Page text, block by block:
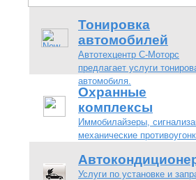
Тонировка
автомобилей
Автотехцентр С-Моторс
предлагает услуги
автомобиля.
Охранные
комплексы
Иммобилайзеры,
механические
Услуги по установке и